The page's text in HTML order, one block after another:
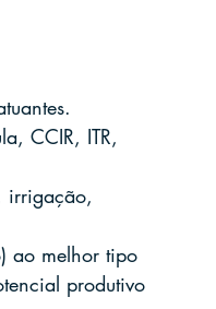
CCIR, ITR,
irrigação,
ao melhor tipo
produtivo